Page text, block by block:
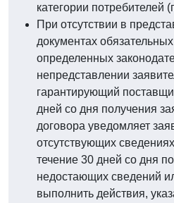
категории потребителей
При отсутствии в
документах
определенных
непредставлении
гарантирующий
дней со дня получения
договора уведомляет
отсутствующих
течение 30 дней со дня
недостающих сведений
выполнить действия,